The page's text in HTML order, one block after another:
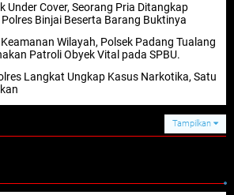
Under Cover, Seorang Pria Ditangkap
Binjai Beserta Barang Buktinya
Wilayah, Polsek Padang Tualang
Patroli Obyek Vital pada SPBU.
Langkat Ungkap Kasus Narkotika, Satu
Tampilkan